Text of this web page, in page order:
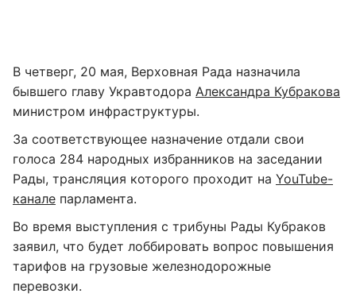
В четверг, 20 мая, Верховная Рада назначила
бывшего главу Укравтодора Александра Кубракова
министром инфраструктуры.
За соответствующее назначение отдали свои
голоса 284 народных избранников на заседании
Рады, трансляция которого проходит на YouTube-
канале парламента.
Во время выступления с трибуны Рады Кубраков
заявил, что будет лоббировать вопрос повышения
тарифов на грузовые железнодорожные
перевозки.